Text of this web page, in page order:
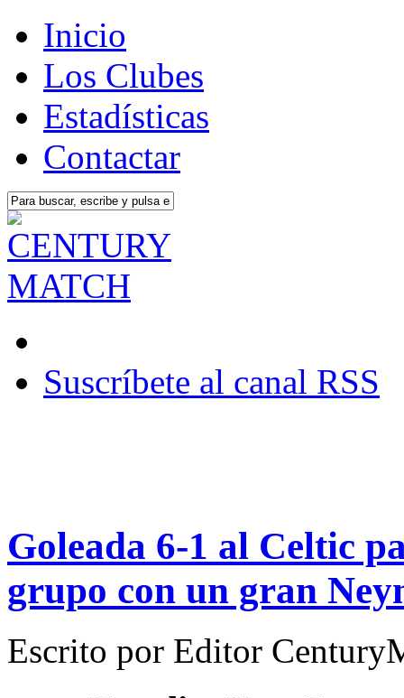
Inicio
Los Clubes
Estadísticas
Contactar
Suscríbete al canal RSS
Goleada 6-1 al Celtic
grupo con un gran
Escrito por Editor